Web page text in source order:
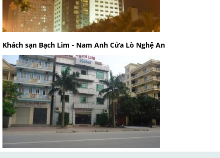
Khách sạn Bạch Lim - Nam Anh Cửa Lò Nghệ An